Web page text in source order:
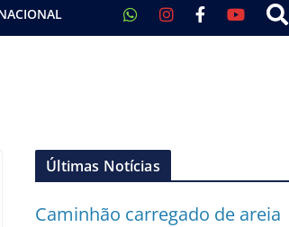
Últimas Notícias
Caminhão carregado de areia